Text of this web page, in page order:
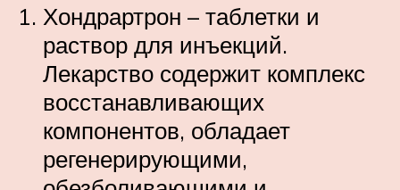
Хондрартрон – таблетки и
раствор для инъекций.
Лекарство содержит комплекс
восстанавливающих
компонентов, обладает
регенерирующими,